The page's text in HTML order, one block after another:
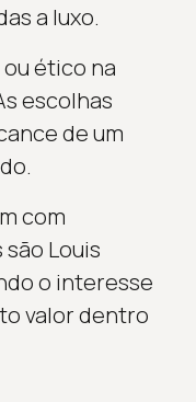
a luxo.
ético na
escolhas
de um
com
Louis
o interesse
valor dentro